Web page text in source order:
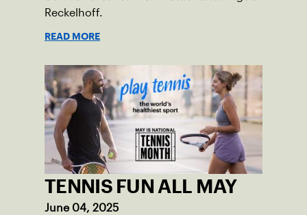
Reckelhoff.
READ MORE
TENNIS FUN ALL MAY
June 04, 2025